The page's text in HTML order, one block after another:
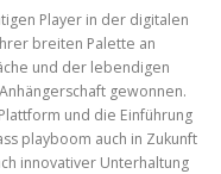
Player in der digitalen
breiten Palette an
und der lebendigen
gewonnen.
und die Einführung
playboom auch in Zukunft
innovativer Unterhaltung